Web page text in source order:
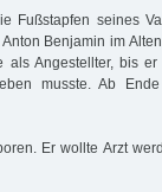
Fußstapfen seines
Benjamin im
Angestellter, bis
musste. Ab
Er wollte Arzt